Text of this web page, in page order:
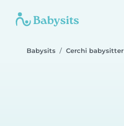
Babysits Cerchi babysitter